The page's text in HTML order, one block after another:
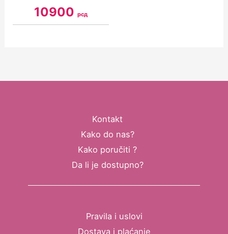
10900рсд
Kontakt
Kako do nas?
Kako poručiti ?
Da li je dostupno?
Pravila i uslovi
Dostava i plaćanje